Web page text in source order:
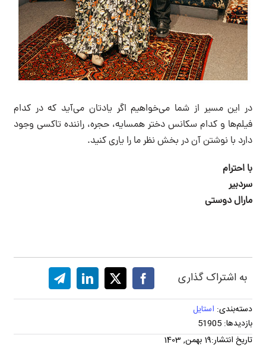
در این مسیر از شما می‌خواهیم اگر یادتان می‌آید که در کدام
فیلم‌‌ها و کدام سکانس دختر همسایه، حجره، راننده تاکسی وجود
دارد با نوشتن آن در بخش نظر ما را یاری کنید.
با احترام
سردبیر
مارال دوستی
به اشتراک گذاری
دسته‌بندی: استایل
بازدیدها: 51905
تاریخ انتشار:19 بهمن, 1403